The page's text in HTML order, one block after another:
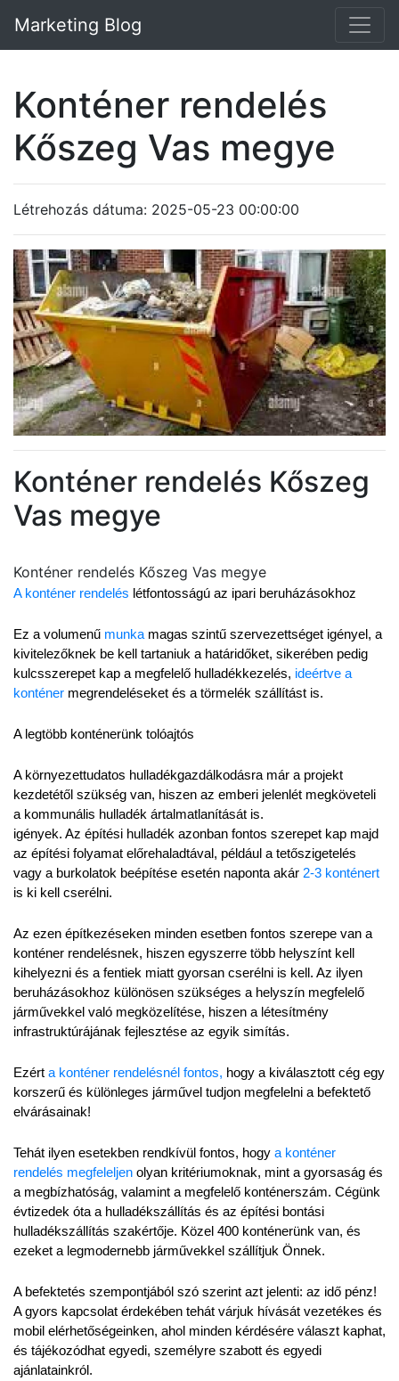
Marketing Blog
Konténer rendelés
Kőszeg Vas megye
Létrehozás dátuma: 2025-05-23 00:00:00
Konténer rendelés Kőszeg
Vas megye
Konténer rendelés Kőszeg Vas megye
A konténer rendelés létfontosságú az ipari beruházásokhoz
Ez a volumenű munka magas szintű szervezettséget igényel, a
kivitelezőknek be kell tartaniuk a határidőket, sikerében pedig
kulcsszerepet kap a megfelelő hulladékkezelés, ideértve a
konténer megrendeléseket és a törmelék szállítást is.
A legtöbb konténerünk tolóajtós
A környezettudatos hulladékgazdálkodásra már a projekt
kezdetétől szükség van, hiszen az emberi jelenlét megköveteli
a kommunális hulladék ártalmatlanítását is.
igények. Az építési hulladék azonban fontos szerepet kap majd
az építési folyamat előrehaladtával, például a tetőszigetelés
vagy a burkolatok beépítése esetén naponta akár
is ki kell cserélni.
Az ezen építkezéseken minden esetben fontos szerepe van a
konténer rendelésnek, hiszen egyszerre több helyszínt kell
kihelyezni és a fentiek miatt gyorsan cserélni is kell. Az ilyen
beruházásokhoz különösen szükséges a helyszín megfelelő
járművekkel való megközelítése, hiszen a létesítmény
infrastruktúrájának fejlesztése az egyik simítás.
Ezért a konténer rendelésnél fontos, hogy a kiválasztott cég egy
korszerű és különleges járművel tudjon megfelelni a befektető
elvárásainak!
Tehát ilyen esetekben rendkívül fontos, hogy a konténer
rendelés megfeleljen olyan kritériumoknak, mint a gyorsaság és
a megbízhatóság, valamint a megfelelő konténerszám. Cégünk
évtizedek óta a hulladékszállítás és az építési bontási
hulladékszállítás szakértője. Közel 400 konténerünk van, és
ezeket a legmodernebb járművekkel szállítjuk Önnek.
A befektetés szempontjából szó szerint azt jelenti: az idő pénz!
A gyors kapcsolat érdekében tehát várjuk hívását vezetékes és
mobil elérhetőségeinken, ahol minden kérdésére választ kaphat,
és tájékozódhat egyedi, személyre szabott és egyedi
ajánlatainkról.